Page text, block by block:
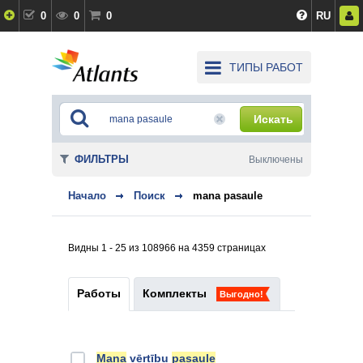
0 0 0 RU
ТИПЫ РАБОТ
Искать
Начало Поиск mana pasaule
Видны 1 - 25 из 108966 на 4359 страницах
Работы Комплекты Выгодно!
Mana vērtību pasaule
ФИЛЬТРЫ Выключены